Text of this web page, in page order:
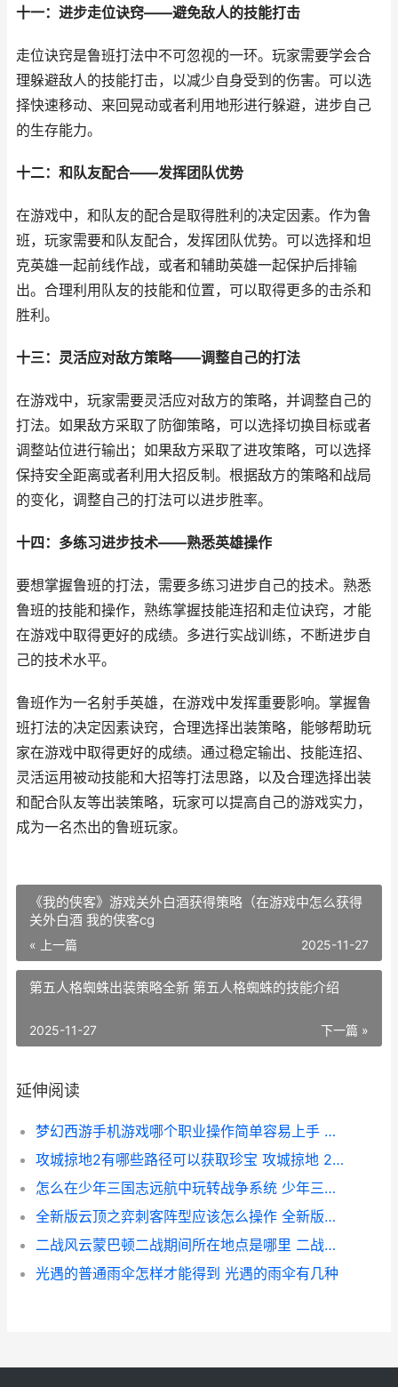
十一：进步走位诀窍——避免敌人的技能打击
走位诀窍是鲁班打法中不可忽视的一环。玩家需要学会合
理躲避敌人的技能打击，以减少自身受到的伤害。可以选
择快速移动、来回晃动或者利用地形进行躲避，进步自己
的生存能力。
十二：和队友配合——发挥团队优势
在游戏中，和队友的配合是取得胜利的决定因素。作为鲁
班，玩家需要和队友配合，发挥团队优势。可以选择和坦
克英雄一起前线作战，或者和辅助英雄一起保护后排输
出。合理利用队友的技能和位置，可以取得更多的击杀和
胜利。
十三：灵活应对敌方策略——调整自己的打法
在游戏中，玩家需要灵活应对敌方的策略，并调整自己的
打法。如果敌方采取了防御策略，可以选择切换目标或者
调整站位进行输出；如果敌方采取了进攻策略，可以选择
保持安全距离或者利用大招反制。根据敌方的策略和战局
的变化，调整自己的打法可以进步胜率。
十四：多练习进步技术——熟悉英雄操作
要想掌握鲁班的打法，需要多练习进步自己的技术。熟悉
鲁班的技能和操作，熟练掌握技能连招和走位诀窍，才能
在游戏中取得更好的成绩。多进行实战训练，不断进步自
己的技术水平。
鲁班作为一名射手英雄，在游戏中发挥重要影响。掌握鲁
班打法的决定因素诀窍，合理选择出装策略，能够帮助玩
家在游戏中取得更好的成绩。通过稳定输出、技能连招、
灵活运用被动技能和大招等打法思路，以及合理选择出装
和配合队友等出装策略，玩家可以提高自己的游戏实力，
成为一名杰出的鲁班玩家。
《我的侠客》游戏关外白酒获得策略（在游戏中怎么获得
关外白酒 我的侠客cg
« 上一篇 2025-11-27
第五人格蜘蛛出装策略全新 第五人格蜘蛛的技能介绍
下一篇 »
2025-11-27
延伸阅读
梦幻西游手机游戏哪个职业操作简单容易上手 梦幻西游手机游苹果
攻城掠地2有哪些路径可以获取珍宝 攻城掠地 225 229
怎么在少年三国志远航中玩转战争系统 少年三国游戏
全新版云顶之弈刺客阵型应该怎么操作 全新版云顶之弈阵容推荐
二战风云蒙巴顿二战期间所在地点是哪里 二战风云人物巴顿
光遇的普通雨伞怎样才能得到 光遇的雨伞有几种